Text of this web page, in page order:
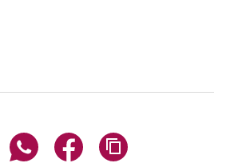
Seite über E-Mail teilen
Seite über WhatsApp teilen
Seite über Facebook